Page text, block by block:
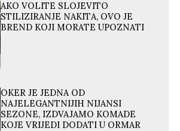
AKO VOLITE SLOJEVITO
STILIZIRANJE NAKITA, OVO JE
BREND KOJI MORATE UPOZNATI
OKER JE JEDNA OD
NAJELEGANTNIJIH NIJANSI
SEZONE, IZDVAJAMO KOMADE
KOJE VRIJEDI DODATI U ORMAR